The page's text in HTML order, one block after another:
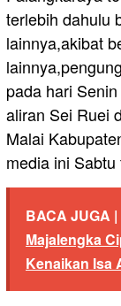
terlebih dahulu
lainnya,akibat
pada hari
aliran Sei Ruei
Malai
media ini
BACA JUGA |
Majalengka
Kenaikan Isa